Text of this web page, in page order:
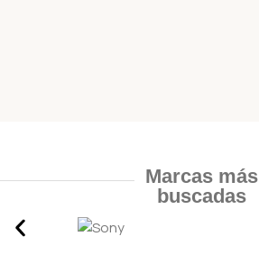
Marcas más
buscadas